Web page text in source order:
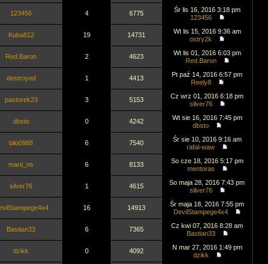
123456 4 6775
Śr lis 16, 2016 3:18 pm
123456
Kuba812 19 14731
Wt lis 15, 2016 9:36 am
ostry2k
Red.Baron 2 4623
Wt lis 01, 2016 6:03 pm
Red.Baron
destroyed 1 4413
Pt paź 14, 2016 6:57 pm
Reely8
pastorek23 3 5153
Cz wrz 01, 2016 6:18 pm
silver76
dbsto 0 4242
Wt sie 16, 2016 7:45 pm
dbsto
bilo0988 6 7540
Śr sie 10, 2016 9:16 am
rafal-waw
marti_ns 6 8133
So cze 18, 2016 5:17 pm
mentoras
silver76 1 4615
So maja 28, 2016 7:43 pm
silver76
16 14913
Śr maja 18, 2016 7:55 pm
DevilStampege4x4
Bastian33 6 7365
Cz kwi 07, 2016 8:28 am
Bastian33
dzikk 0 4092
N mar 27, 2016 1:49 pm
dzikk